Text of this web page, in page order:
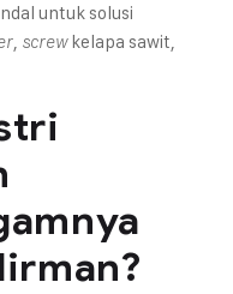
untuk solusi
, screwkelapa sawit,